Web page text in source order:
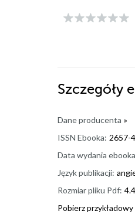
Szczegóły
Dane producenta »
ISSN Ebooka: 2657-
Data wydania
Język publikacji:
Rozmiar pliku Pdf:
Pobierz przykładowy